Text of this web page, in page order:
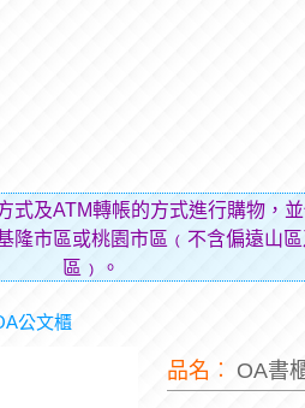
式及ATM轉帳的方式進行購物，
隆市區或桃園市區﹙不含偏遠山
區﹚。
公文櫃
品名︰ OA書